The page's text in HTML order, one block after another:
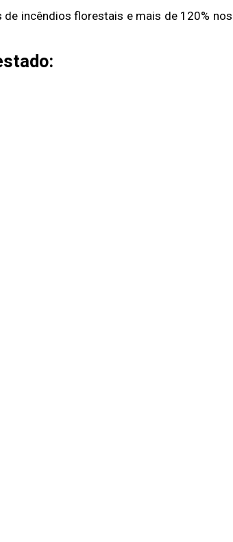
incêndios florestais e mais de 120% nos